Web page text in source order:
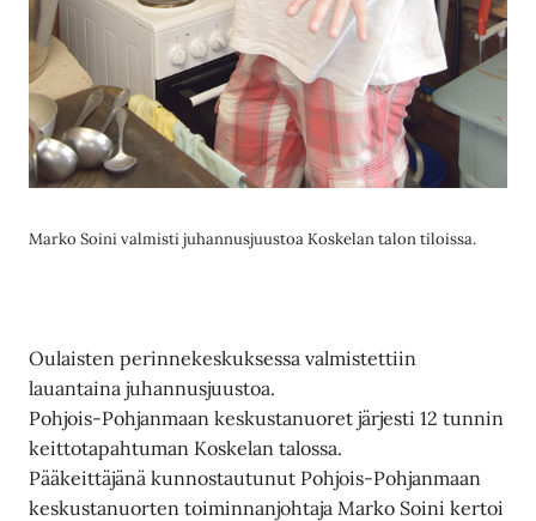
Marko Soini valmisti juhannusjuustoa Koskelan talon tiloissa.
Oulaisten perinnekeskuksessa valmistettiin
lauantaina juhannusjuustoa.
Pohjois-Pohjanmaan keskustanuoret järjesti 12 tunnin
keittotapahtuman Koskelan talossa.
Pääkeittäjänä kunnostautunut Pohjois-Pohjanmaan
keskustanuorten toiminnanjohtaja Marko Soini kertoi